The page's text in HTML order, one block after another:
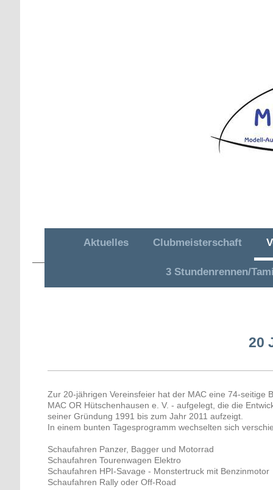
Aktuelles Clubmeisterschaft
3 Stundenrennen/
MAC OR Hütschenhausen e. V.
20
Zur 20-jährigen Vereinsfeier hat der MAC eine 74-seitige
MAC OR Hütschenhausen e. V. - aufgelegt, die die
seiner Gründung 1991 bis zum Jahr 2011 aufzeigt.
In einem bunten Tagesprogramm wechselten sich
Schaufahren Panzer, Bagger und Motorrad
Schaufahren Tourenwagen Elektro
Schaufahren HPI-Savage - Monstertruck mit Benzinmotor
Schaufahren Rally oder Off-Road